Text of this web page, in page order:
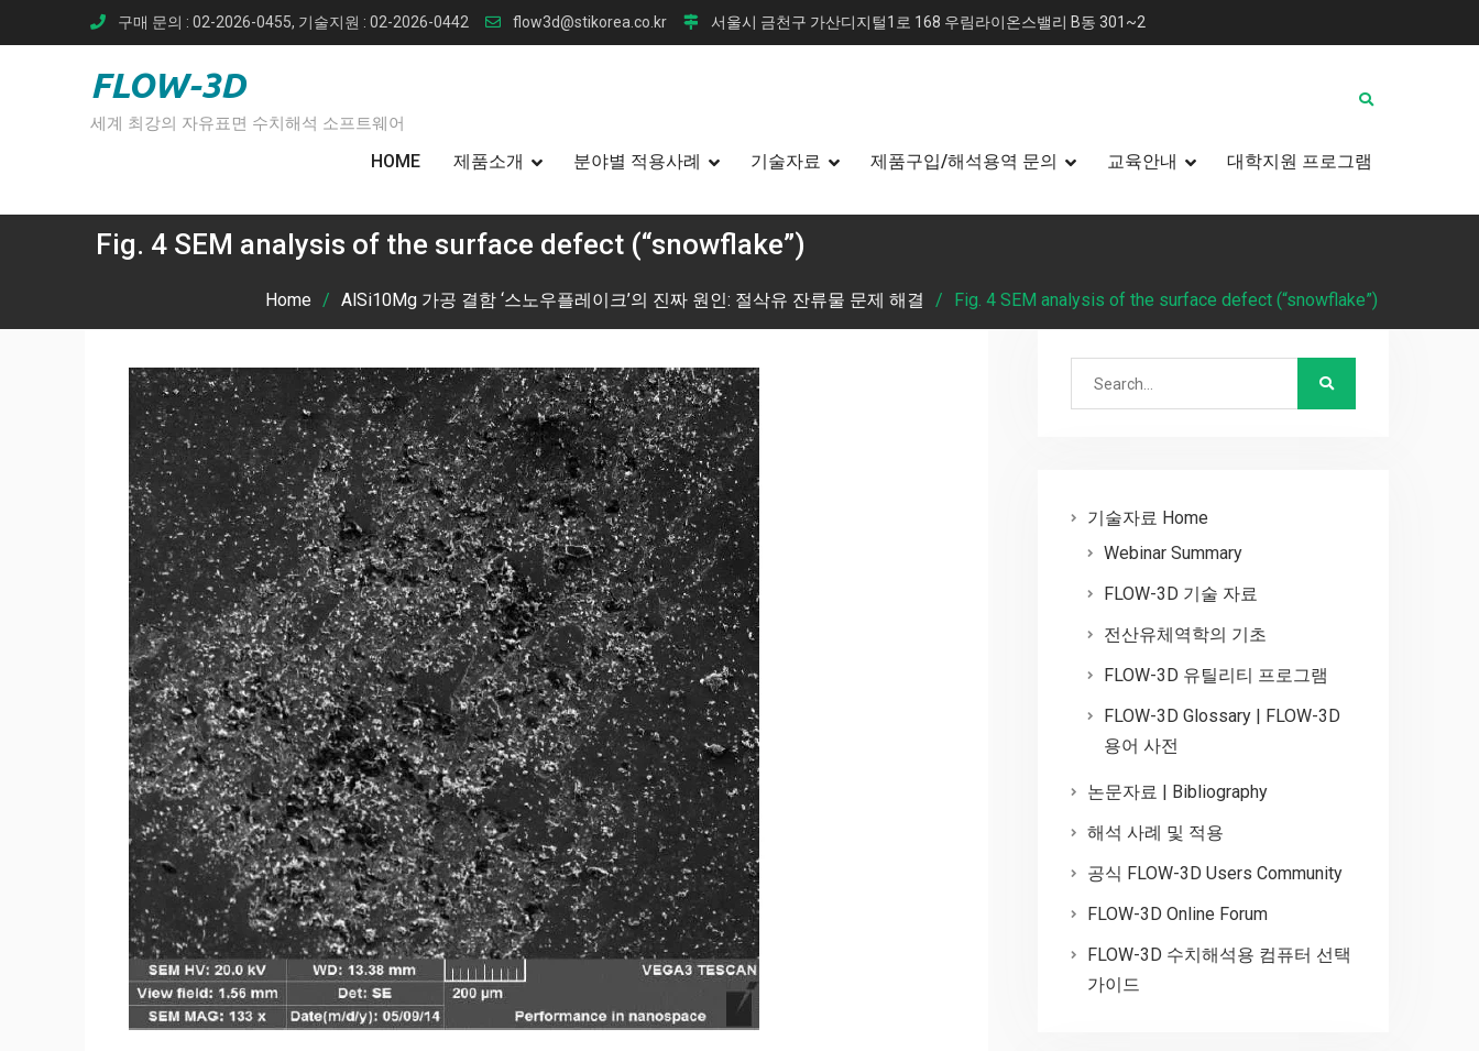
to
구매 문의 : 02-2026-0455, 기술지원 : 02-2026-0442 flow3d@stikorea.co.kr 서울시 금천구 가산디지털1로 168 우림라이온스밸리 B동 301~2
FLOW-3D
세계 최강의 자유표면 수치해석 소프트웨어
HOME 제품소개 분야별 적용사례 기술자료 제품구입/해석용역 문의 교육안내 대학지원 프로그램
Fig. 4 SEM analysis of the surface defect (“snowflake”)
Home AlSi10Mg 가공 결함 ‘스노우플레이크’의 진짜 원인: 절삭유 잔류물 문제 해결 Fig. 4 SEM analysis of the surface defect (“snowflake”)
기술자료 Home
Webinar Summary
FLOW-3D 기술 자료
전산유체역학의 기초
FLOW-3D 유틸리티 프로그램
FLOW-3D Glossary | FLOW-3D
용어 사전
논문자료 | Bibliography
해석 사례 및 적용
공식 FLOW-3D Users Community
FLOW-3D Online Forum
FLOW-3D 수치해석용 컴퓨터 선택
가이드